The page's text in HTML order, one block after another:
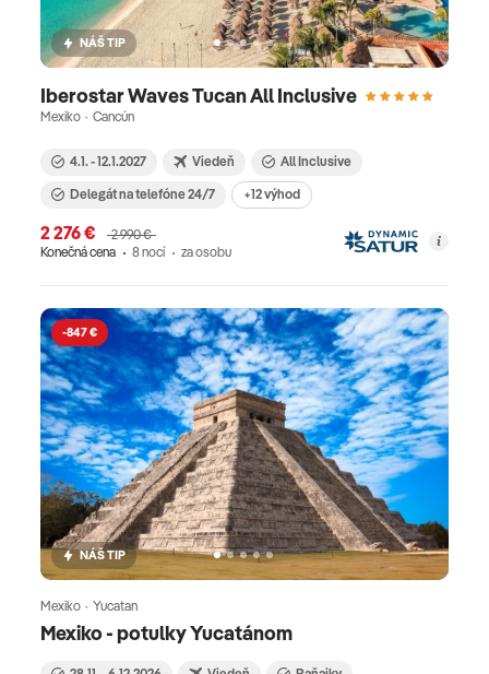
NÁŠ TIP
Iberostar Waves Tucan All Inclusive
Mexiko · Cancún
4.1. - 12.1.2027 Viedeň
All Inclusive
Delegát na telefóne 24/7
+12 výhod
2 276 €
2 990 €
Konečná cena
8 nocí za osobu
-847 €
NÁŠ TIP
Mexiko - potulky Yucatánom
Mexiko · Yucatan